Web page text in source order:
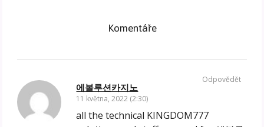
Komentáře
에볼루션카지노
11 května, 2022 (2:30)
all the technical KINGDOM777
Odpovědět